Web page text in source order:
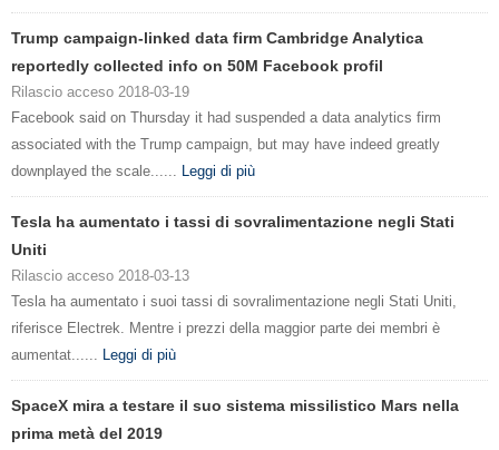
Trump campaign-linked data firm Cambridge Analytica
reportedly collected info on 50M Facebook profil
Rilascio acceso 2018-03-19
Facebook said on Thursday it had suspended a data analytics firm
associated with the Trump campaign, but may have indeed greatly
downplayed the scale...... Leggi di più
Tesla ha aumentato i tassi di sovralimentazione negli Stati
Uniti
Rilascio acceso 2018-03-13
Tesla ha aumentato i suoi tassi di sovralimentazione negli Stati Uniti,
riferisce Electrek. Mentre i prezzi della maggior parte dei membri è
aumentat...... Leggi di più
SpaceX mira a testare il suo sistema missilistico Mars nella
prima metà del 2019